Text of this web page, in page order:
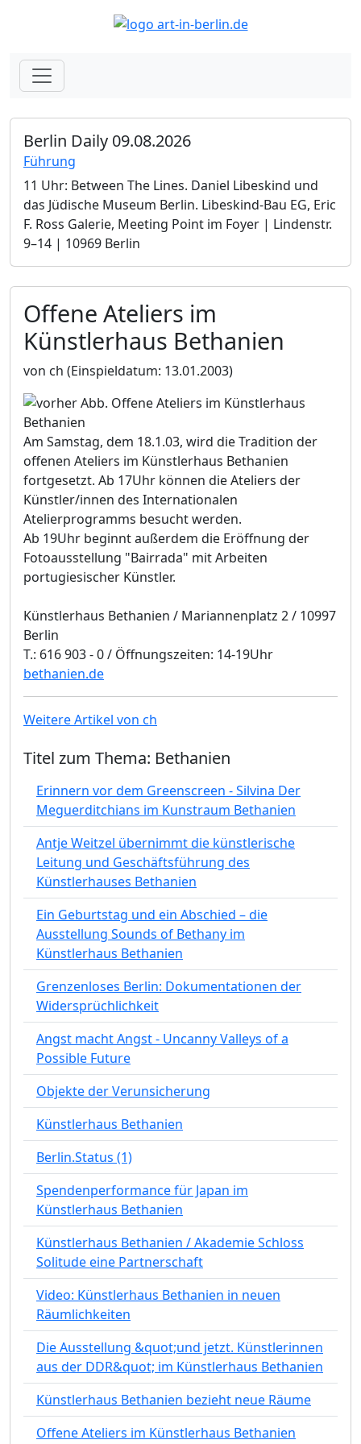
Berlin Daily 09.08.2026
Führung
11 Uhr: Between The Lines. Daniel Libeskind und
das Jüdische Museum Berlin.­ Libeskind-Bau EG, Eric
F. Ross Galerie, Meeting Point im Foyer | Lindenstr.
9–14 | 10969 Berlin
Offene Ateliers im
Künstlerhaus Bethanien
von ch (Einspieldatum: 13.01.2003)
Am Samstag, dem 18.1.03, wird die Tradition der
offenen Ateliers im Künstlerhaus Bethanien
fortgesetzt. Ab 17Uhr können die Ateliers der
Künstler/innen des Internationalen
Atelierprogramms besucht werden.
Ab 19Uhr beginnt außerdem die Eröffnung der
Fotoausstellung "Bairrada" mit Arbeiten
portugiesischer Künstler.
Künstlerhaus Bethanien / Mariannenplatz 2 / 10997
Berlin
T.: 616 903 - 0 / Öffnungszeiten: 14-19Uhr
bethanien.de
Weitere Artikel von ch
Titel zum Thema: Bethanien
Erinnern vor dem Greenscreen - Silvina Der
Meguerditchians im Kunstraum Bethanien
Antje Weitzel übernimmt die künstlerische
Leitung und Geschäftsführung des
Künstlerhauses Bethanien
Ein Geburtstag und ein Abschied – die
Ausstellung Sounds of Bethany im
Künstlerhaus Bethanien
Grenzenloses Berlin: Dokumentationen der
Widersprüchlichkeit
Angst macht Angst - Uncanny Valleys of a
Possible Future
Objekte der Verunsicherung
Künstlerhaus Bethanien
Berlin.Status (1)
Spendenperformance für Japan im
Künstlerhaus Bethanien
Künstlerhaus Bethanien / Akademie Schloss
Solitude eine Partnerschaft
Video: Künstlerhaus Bethanien in neuen
Räumlichkeiten
Die Ausstellung &quot;und jetzt. Künstlerinnen
aus der DDR&quot; im Künstlerhaus Bethanien
Künstlerhaus Bethanien bezieht neue Räume
Offene Ateliers im Künstlerhaus Bethanien